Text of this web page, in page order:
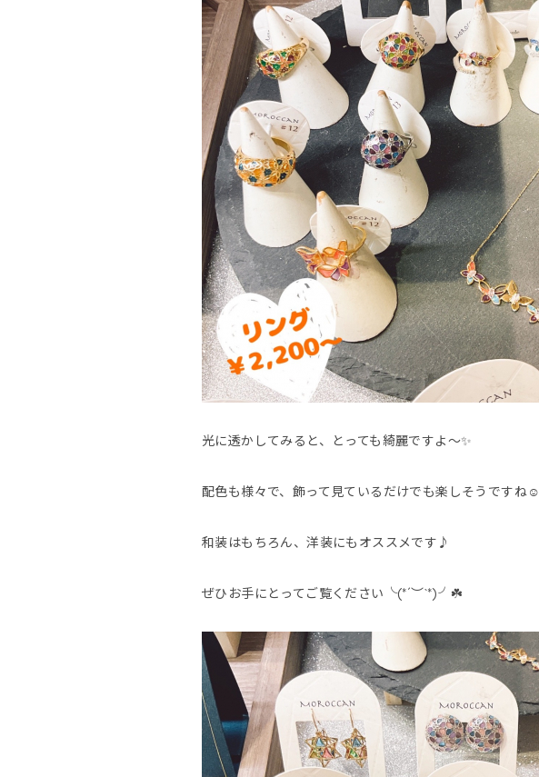
光に透かしてみると、とっても綺麗ですよ〜✨
配色も様々で、飾って見ているだけでも楽しそうですね☺️
和装はもちろん、洋装にもオススメです♪
ぜひお手にとってご覧ください╰(*´︶`*)╯☘️